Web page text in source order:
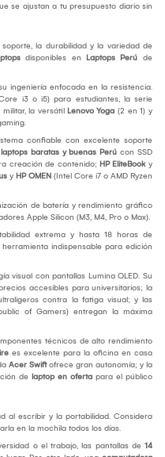
se ajustan a tu presupuesto diario sin
la durabilidad y la variedad de
disponibles en Laptops Perú de
ingeniería enfocada en la resistencia.
i3 o i5) para estudiantes, la serie
la versátil Lenovo Yoga (2 en 1) y
confiable con excelente soporte
laptops baratas y buenas Perú con SSD
creación de contenido; HP EliteBooky
y HP OMEN (Intel Core i7 o AMD Ryzen
de batería y rendimiento gráfico
Apple Silicon (M3, M4, Pro o Max).
extrema y hasta 18 horas de
indispensable para edición
visual con pantallas Lumina OLED. Su
accesibles para universitarios; la
contra la fatiga visual; y las
of Gamers) entregan la máxima
técnicos de alto rendimiento
es excelente para la oficina en casa
Acer Swiftofrece gran autonomía; y la
de laptop en oferta para el público
al escribir y la portabilidad. Considera
en la mochila todos los días.
o el trabajo, las pantallas de 14